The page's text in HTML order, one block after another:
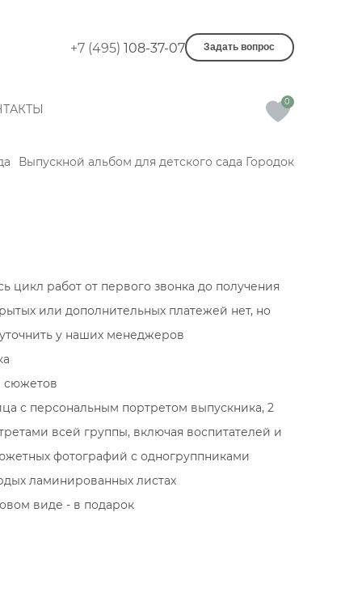
+7 (495) 108-37-07 Задать вопрос
0
Выпускной альбом для детского сада Городок
цикл работ от первого звонка до получения
или дополнительных платежей нет, но
у наших менеджеров
сюжетов
с персональным портретом выпускника, 2
всей группы, включая воспитателей и
фотографий с одногруппниками
ламинированных листах
виде - в подарок